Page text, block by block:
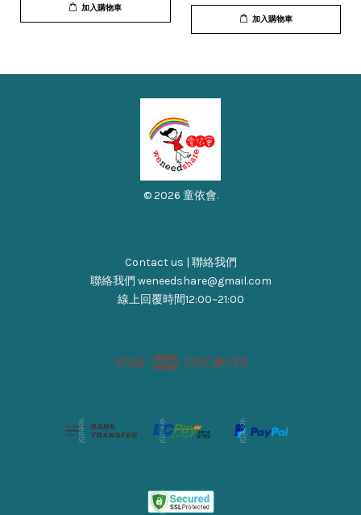
加入購物車
加入購物車
© 2026 童依會.
Contact us | 聯絡我們
聯絡我們 weneedshare@gmail.com
線上回覆時間12:00~21:00
Visa Master